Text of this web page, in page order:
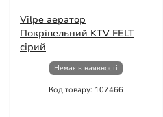
Vilpe аератор
Покрівельний KTV FELT
сірий
Немає в наявності
Код товару: 107466